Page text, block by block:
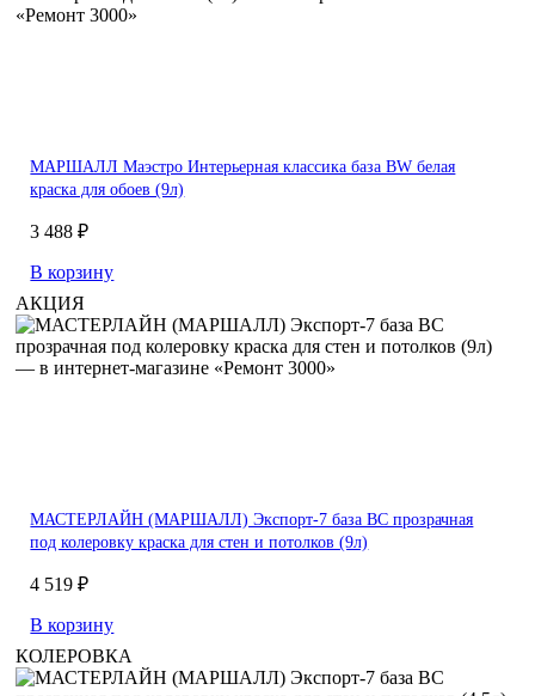
МАРШАЛЛ Маэстро Интерьерная классика база BW белая
краска для обоев (9л)
3 488 ₽
В корзину
АКЦИЯ
МАСТЕРЛАЙН (МАРШАЛЛ) Экспорт-7 база BC прозрачная
под колеровку краска для стен и потолков (9л)
4 519 ₽
В корзину
КОЛЕРОВКА